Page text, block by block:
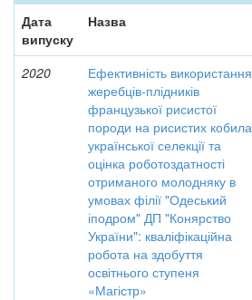
Дата
випуску
Назва
2020
Ефективність використання
жеребців-плідників
французької рисистої
породи на рисистих
української селекції та
оцінка роботоздатності
отриманого молодняку в
умовах філії "Одеський
іподром" ДП "Конярство
України": кваліфікаційна
робота на здобуття
освітнього ступеня
«Магістр»